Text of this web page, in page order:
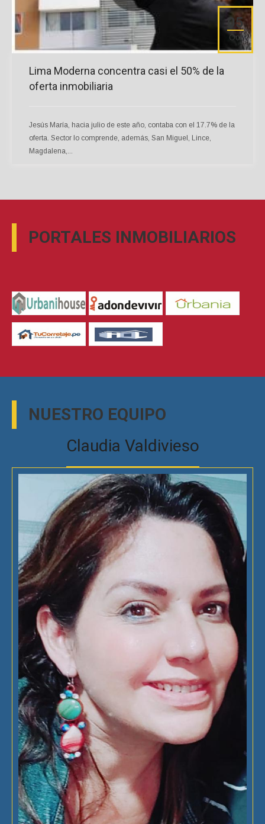
05
Oct
Lima Moderna concentra casi el 50% de la
oferta inmobiliaria
Jesús María, hacia julio de este año, contaba con el 17.7% de la
oferta. Sector lo comprende, además, San Miguel, Lince,
Magdalena,...
PORTALES INMOBILIARIOS
NUESTRO EQUIPO
Claudia Valdivieso